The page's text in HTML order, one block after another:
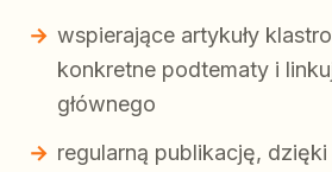
wspierające artykuły
konkretne podtematy i
głównego
regularną publikację,